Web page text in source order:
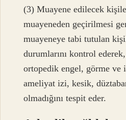
(3) Muayene edilecek
muayeneden geçirilmesi
muayeneye tabi tutulan
durumlarını kontrol
ortopedik engel, görme ve
ameliyat izi, kesik,
olmadığını tespit eder.